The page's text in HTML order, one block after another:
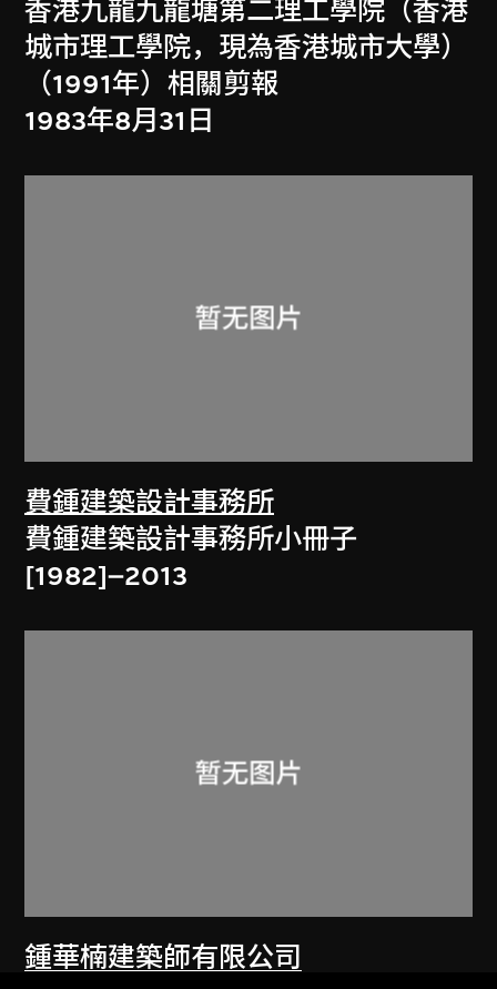
香港九龍九龍塘第二理工學院（香港
城市理工學院，現為香港城市大學）
（1991年）相關剪報
1983年8月31日
費鍾建築設計事務所
費鍾建築設計事務所小冊子
[1982]–2013
鍾華楠建築師有限公司